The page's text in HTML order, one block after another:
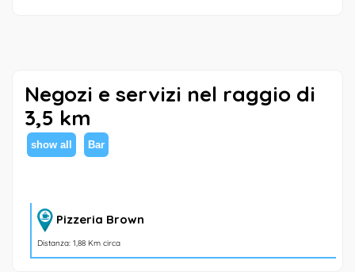
Negozi e servizi nel raggio di
3,5 km
show all Bar
Pizzeria Brown
Distanza: 1,88 Km circa